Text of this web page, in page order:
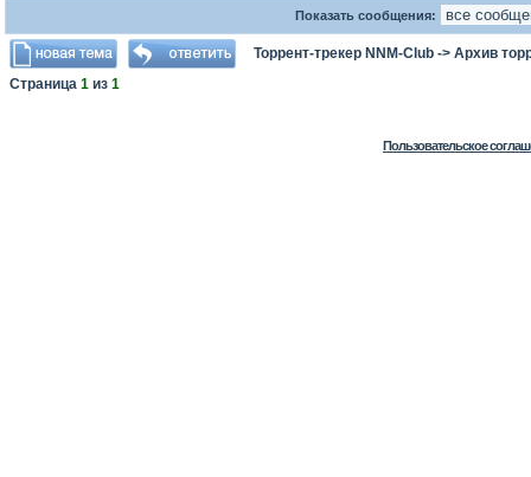
Показать сообщения:
Торрент-трекер NNM-Club -> Архив
Страница 1 из 1
Пользовательское